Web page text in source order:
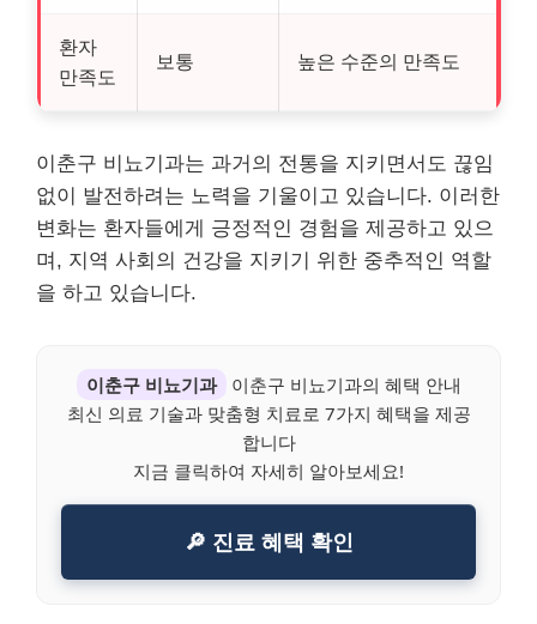
환자
만족도
보통 높은 수준의 만족도
이춘구 비뇨기과는 과거의 전통을 지키면서도 끊임
없이 발전하려는 노력을 기울이고 있습니다. 이러한
변화는 환자들에게 긍정적인 경험을 제공하고 있으
며, 지역 사회의 건강을 지키기 위한 중추적인 역할
을 하고 있습니다.
이춘구 비뇨기과
이춘구 비뇨기과의 혜택 안내
최신 의료 기술과 맞춤형 치료로 7가지 혜택을 제공
합니다
지금 클릭하여 자세히 알아보세요!
🔎 진료 혜택 확인